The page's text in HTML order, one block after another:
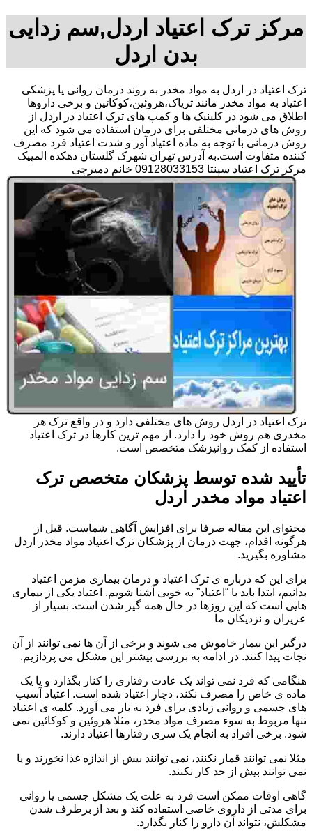
مرکز ترک اعتیاد اردل,سم زدایی
بدن اردل
ترک اعتیاد در اردل به مواد مخدر به روند درمان روانی یا پزشکی
اعتیاد به مواد مخدر مانند تریاک،هروئین،کوکائین و برخی داروها
اطلاق می شود در کلینیک ها و کمپ های ترک اعتیاد در اردل از
روش های درمانی مختلفی برای درمان استفاده می شود که این
روش درمانی با توجه به ماده اعتیاد آور و شدت اعتیاد فرد مصرف
کننده متفاوت است.به آدرس تهران شهرک گلستان دهکده المپیک
مرکز ترک اعتیاد سپنتا 09128033153 خانم دمیرچی
ترک اعتیاد در اردل روش های مختلفی دارد و در واقع ترک هر
مخدری هم روش خود را دارد. از مهم ترین کارها در ترک اعتیاد
استفاده از کمک روانپزشک متخصص است.
تأیید شده توسط پزشکان متخصص ترک
اعتیاد مواد مخدر اردل
محتوای این مقاله صرفا برای افزایش آگاهی شماست. قبل از
هرگونه اقدام، جهت درمان از پزشکان ترک اعتیاد مواد مخدر اردل
مشاوره بگیرید.
برای این که درباره ی ترک اعتیاد و درمان بیماری مزمن اعتیاد
بدانیم، ابتدا باید با “اعتیاد” به خوبی آشنا شویم. اعتیاد یکی از بیماری
هایی است که این روزها در حال همه گیر شدن است. بسیار از
عزیزان و نزدیکان ما
درگیر این بیمار خاموش می شوند و برخی از آن ها نمی توانند از آن
نجات پیدا کنند. در ادامه به بررسی بیشتر این مشکل می پردازیم.
هنگامی که فرد نمی تواند یک عادت رفتاری را کنار بگذارد و یا یک
ماده ی خاص را مصرف نکند، دچار اعتیاد شده است. اعتیاد آسیب
های جسمی و روانی زیادی برای فرد به بار می آورد. کلمه ی اعتیاد
تنها مربوط به سوء مصرف مواد مخدر، مثلا هروئین و کوکائین نمی
شود. برخی افراد به انجام یک سری رفتارها اعتیاد دارند.
مثلا نمی توانند قمار نکنند، نمی توانند بیش از اندازه غذا نخورند و یا
نمی توانند بیش از حد کار نکنند.
گاهی اوقات ممکن است فرد به علت یک مشکل جسمی یا روانی
برای مدتی از داروی خاصی استفاده کند و بعد از برطرف شدن
مشکلش، نتواند آن دارو را کنار بگذارد.